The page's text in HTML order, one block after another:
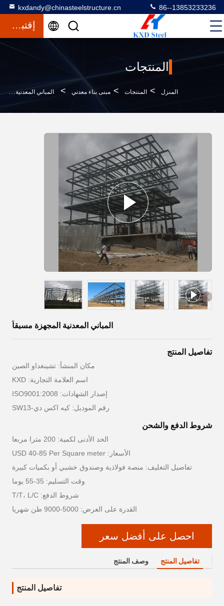
kxdandy@chinasteelstructure.cn 86--13853233236
إقتباس
المنتجات
المنزل > المنتجات > مبنى بناء معدني > المباني المعدنية المجهزة مسبقاً
المباني المعدنية المجهزة مسبقاً
تفاصيل المنتج
مكان المنشأ: تشينغداو الصين
اسم العلامة التجارية: KXD
إصدار الشهادات: ISO9001:2008
رقم الموديل: كيه اكس دي-SW13
شروط الدفع والشحن
الحد الأدنى لكمية: 200 مترا مربعا
الأسعار: USD 40-85 Per Square meter
تفاصيل التغليف: منصة فولاذية وصندوق خشبي أو بكميات كبيرة
وقت التسليم: 35-55 يوما
شروط الدفع: T/T، L/C
القدرة على العرض: 5000-9000 طن شهريا
احصل على أفضل سعر
تفاصيل المنتج وصف المنتج
تفاصيل المنتج